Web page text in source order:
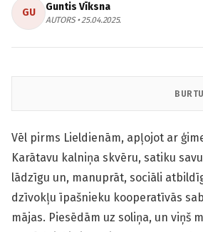
GU Guntis Vīksna
AUTORS • 25.04.2025.
Vēl pirms Lieldienām, apļojot ar
Karātavu kalniņa skvēru, satiku
lādzīgu un, manuprāt, sociāli
dzīvokļu īpašnieku kooperatīvās
mājas. Piesēdām uz soliņa, un viņš